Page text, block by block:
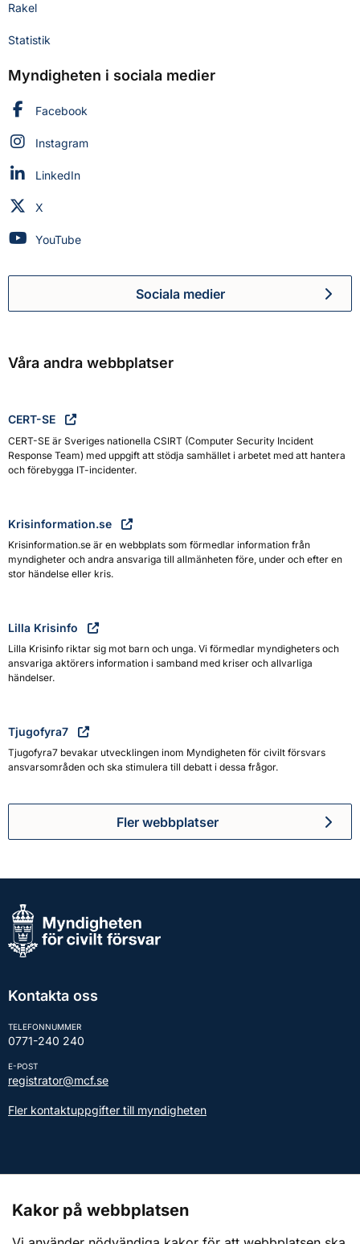
Rakel
Statistik
Myndigheten i sociala medier
Myndigheten för civilt försvar på
Facebook
Myndigheten för civilt försvar på
Instagram
Myndigheten för civilt försvar på
LinkedIn
Myndigheten för civilt försvar på
X
Myndigheten för civilt försvar på
YouTube
Myndigheten för civilt
Sociala medier
Våra andra webbplatser
CERT-SE
CERT-SE är Sveriges nationella CSIRT (Computer Security Incident
Response Team) med uppgift att stödja samhället i arbetet med att hantera
och förebygga IT-incidenter.
Krisinformation.se
Krisinformation.se är en webbplats som förmedlar information från
myndigheter och andra ansvariga till allmänheten före, under och efter en
stor händelse eller kris.
Lilla Krisinfo
Lilla Krisinfo riktar sig mot barn och unga. Vi förmedlar myndigheters och
ansvariga aktörers information i samband med kriser och allvarliga
händelser.
Tjugofyra7
Tjugofyra7 bevakar utvecklingen inom Myndigheten för civilt försvars
ansvarsområden och ska stimulera till debatt i dessa frågor.
Fler webbplatser
Kontakta oss
TELEFONNUMMER
0771-240 240
E-POST
registrator@mcf.se
Fler kontaktuppgifter till myndigheten
Kakor på webbplatsen